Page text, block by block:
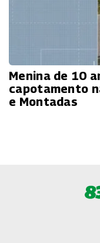
Menina de 10
capotamento
e Montadas